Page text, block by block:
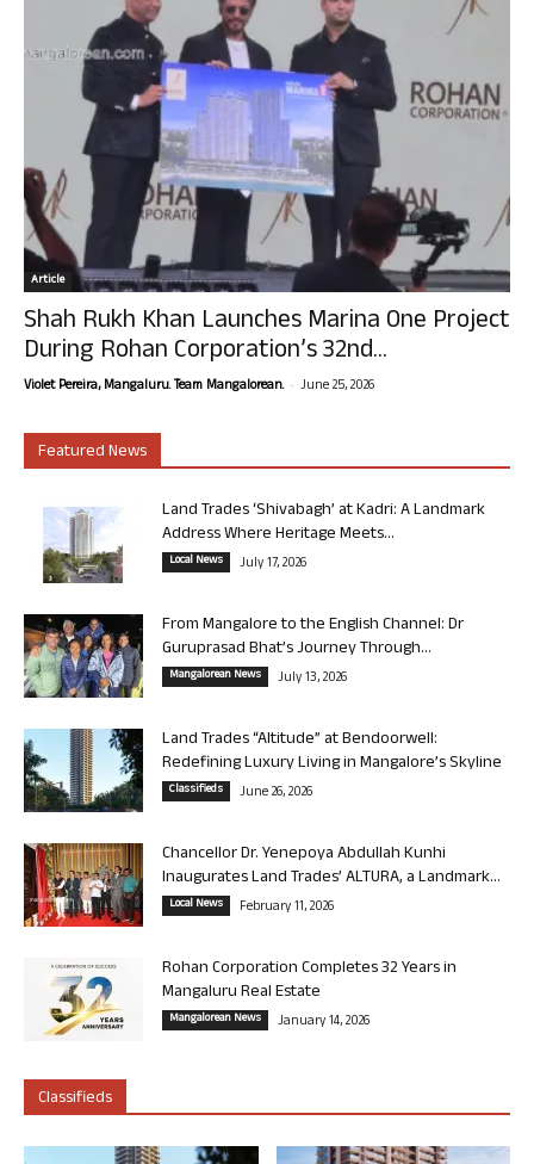
Article
Shah Rukh Khan Launches Marina One Project
During Rohan Corporation’s 32nd...
Violet Pereira, Mangaluru. Team Mangalorean. - June 25, 2026
Featured News
Land Trades ‘Shivabagh’ at Kadri: A Landmark
Address Where Heritage Meets...
Local News July 17, 2026
From Mangalore to the English Channel: Dr
Guruprasad Bhat’s Journey Through...
Mangalorean News July 13, 2026
Land Trades “Altitude” at Bendoorwell:
Redefining Luxury Living in Mangalore’s Skyline
Classifieds June 26, 2026
Chancellor Dr. Yenepoya Abdullah Kunhi
Inaugurates Land Trades’ ALTURA, a Landmark...
Local News February 11, 2026
Rohan Corporation Completes 32 Years in
Mangaluru Real Estate
Mangalorean News January 14, 2026
Classifieds